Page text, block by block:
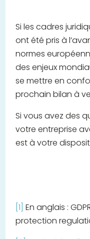
Si les cadres
ont été pris à
normes
des enjeux
se mettre en
prochain bilan à
Si vous avez des
votre entreprise
est à votre
[1] En anglais :
protection